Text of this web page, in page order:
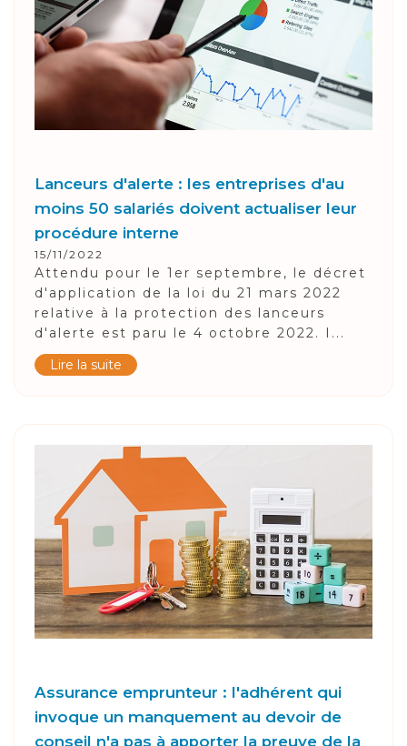
Lanceurs d'alerte : les entreprises d'au
moins 50 salariés doivent actualiser leur
procédure interne
15/11/2022
Attendu pour le 1er septembre, le décret
d'application de la loi du 21 mars 2022
relative à la protection des lanceurs
d'alerte est paru le 4 octobre 2022. I...
Lire la suite
Assurance emprunteur : l'adhérent qui
invoque un manquement au devoir de
conseil n'a pas à apporter la preuve de la